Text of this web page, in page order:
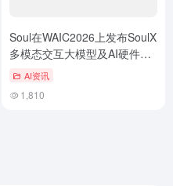
Soul在WAIC2026上发布SoulX
多模态交互大模型及AI硬件B
SoulAI资讯
1,810